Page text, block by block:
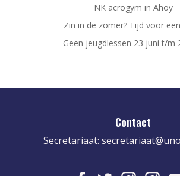
NK acrogym in Ahoy
Zin in de zomer? Tijd voor
Geen jeugdlessen 23 juni t/m
Contact
Secretariaat: